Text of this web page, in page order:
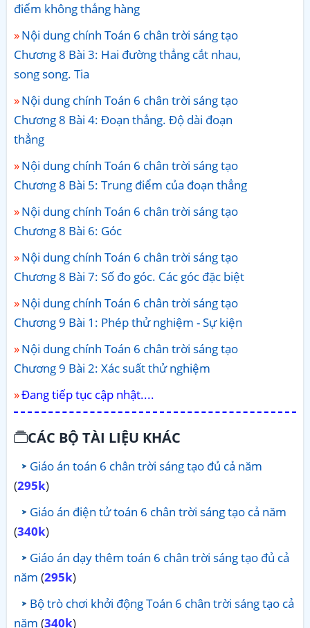
điểm không thẳng hàng
Nội dung chính Toán 6 chân trời sáng tạo
Chương 8 Bài 3: Hai đường thẳng cắt nhau,
song song. Tia
Nội dung chính Toán 6 chân trời sáng tạo
Chương 8 Bài 4: Đoạn thẳng. Độ dài đoạn
thẳng
Nội dung chính Toán 6 chân trời sáng tạo
Chương 8 Bài 5: Trung điểm của đoạn thẳng
Nội dung chính Toán 6 chân trời sáng tạo
Chương 8 Bài 6: Góc
Nội dung chính Toán 6 chân trời sáng tạo
Chương 8 Bài 7: Số đo góc. Các góc đặc biệt
Nội dung chính Toán 6 chân trời sáng tạo
Chương 9 Bài 1: Phép thử nghiệm - Sự kiện
Nội dung chính Toán 6 chân trời sáng tạo
Chương 9 Bài 2: Xác suất thử nghiệm
Đang tiếp tục cập nhật....
CÁC BỘ TÀI LIỆU KHÁC
Giáo án toán 6 chân trời sáng tạo đủ cả năm
(295k)
Giáo án điện tử toán 6 chân trời sáng tạo cả năm
(340k)
Giáo án dạy thêm toán 6 chân trời sáng tạo đủ cả
năm (295k)
Bộ trò chơi khởi động Toán 6 chân trời sáng tạo cả
năm (340k)